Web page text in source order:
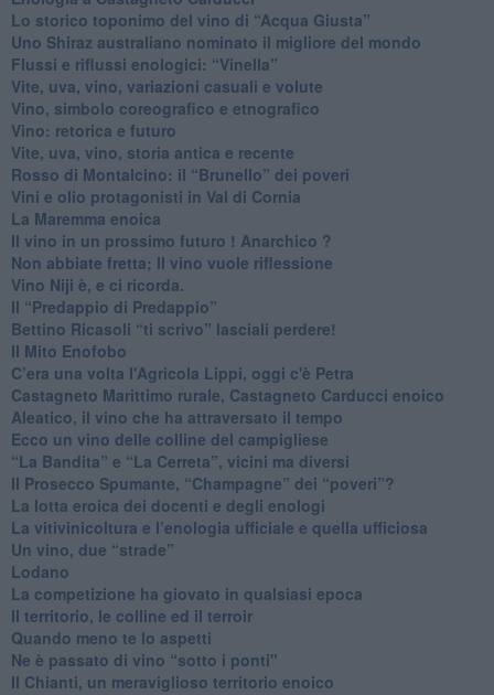
Lo storico toponimo del vino di “Acqua Giusta”
Uno Shiraz australiano nominato il migliore del mondo
​Flussi e riflussi enologici: “Vinella”
Vite, uva, vino, variazioni casuali e volute
Vino, simbolo coreografico e etnografico
​Vino: retorica e futuro
​Vite, uva, vino, storia antica e recente
​Rosso di Montalcino: il “Brunello” dei poveri
Vini e olio protagonisti in Val di Cornia
​La Maremma enoica
Il vino in un prossimo futuro ! Anarchico ?
​Non abbiate fretta; Il vino vuole riflessione
​Vino Niji è, e ci ricorda.
Il “Predappio di Predappio”
Bettino Ricasoli “ti scrivo” lasciali perdere!
Il Mito Enofobo
​C’era una volta l'Agricola Lippi, oggi c'è Petra
​Castagneto Marittimo rurale, Castagneto Carducci enoico
Aleatico, il vino che ha attraversato il tempo
Ecco un vino delle colline del campigliese
“La Bandita” e “La Cerreta”, vicini ma diversi
​Il Prosecco Spumante, “Champagne” dei “poveri”?
​La lotta eroica dei docenti e degli enologi
​La vitivinicoltura e l’enologia ufficiale e quella ufficiosa
​Un vino, due “strade”
Lodano
​La competizione ha giovato in qualsiasi epoca
Il territorio, le colline ed il terroir
Quando meno te lo aspetti
​Ne è passato di vino “sotto i ponti"
​Il Chianti, un meraviglioso territorio enoico